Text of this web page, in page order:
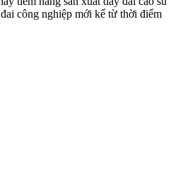
công nghiệp mới kể từ thời điểm